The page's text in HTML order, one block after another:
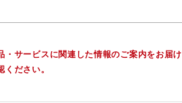
サービスに関連した情報のご案内をお届け
ださい。